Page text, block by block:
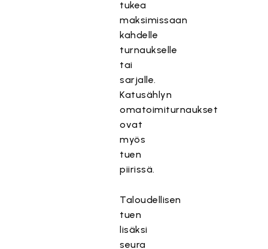
tukea
maksimissaan
kahdelle
turnaukselle
tai
sarjalle.
Katusählyn
omatoimiturnaukset
ovat
myös
tuen
piirissä.
Taloudellisen
tuen
lisäksi
seura